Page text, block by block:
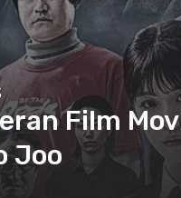
Film
Joo